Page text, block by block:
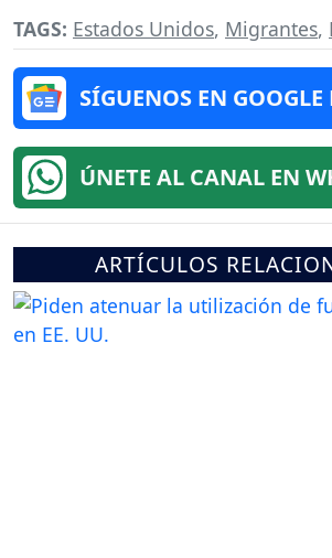
TAGS: Estados Unidos, Migrantes,
SÍGUENOS EN GOOGLE
ÚNETE AL CANAL EN
ARTÍCULOS